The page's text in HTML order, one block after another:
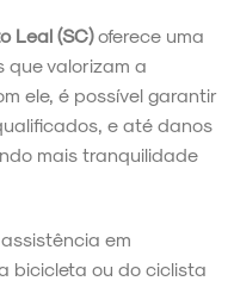
Leal (SC)oferece uma
valorizam a
ele, é possível garantir
e até danos
mais tranquilidade
em
bicicleta ou do ciclista